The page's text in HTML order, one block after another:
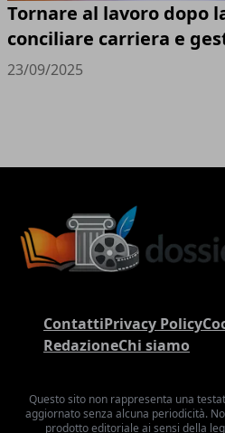
Tornare al lavoro dopo
conciliare carriera e
23/09/2025
ContattiPrivacy Policy
RedazioneChi siamo
Questo sito non rappresenta una
aggiornato senza alcuna periodicità.
prodotto editoriale ai sensi della